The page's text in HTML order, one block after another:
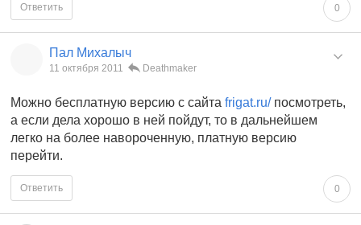
0
Ответить
Пал Михалыч
11 октября 2011 Deathmaker
Можно бесплатную версию с сайта frigat.ru/посмотреть,
а если дела хорошо в ней пойдут, то в дальнейшем
легко на более навороченную, платную версию
перейти.
0
Ответить